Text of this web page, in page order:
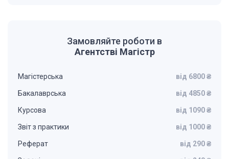
Замовляйте роботи в
Агентстві Магістр
Магістерська від 6800 ₴
Бакалаврська від 4850 ₴
Курсова від 1090 ₴
Звіт з практики від 1000 ₴
Реферат від 290 ₴